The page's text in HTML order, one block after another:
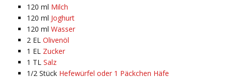
120 ml Milch
120 ml Joghurt
120 ml Wasser
2 EL Olivenöl
1 EL Zucker
1 TL Salz
1/2 Stück Hefewürfel oder 1 Päckchen Häfe